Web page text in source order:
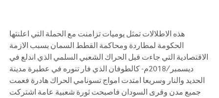
هذه الاطلالات تمثل يوميات تزامنت مع الحملة التي اعلنتها
الحكومة لمطاردة ومحاكمة القطط السمان بسبب الازمة
الاقتصادية التي جاءت قبل الحراك الشعبي السلمي الذي اندلع في
ديسمبر/2018م- كالطوفان الذي فار تنوره في عطبرة مدينة
الحديد والنار وسريعا امتدت امواج تسونامي الحراك هادرة فعمت
جميع مدن وقرى السودان فاصبحت ثورة شعبية عامة اشتركت